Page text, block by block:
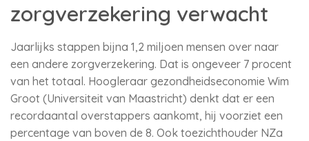
zorgverzekering verwacht
Jaarlijks stappen bijna 1,2 miljoen mensen over naar
een andere zorgverzekering. Dat is ongeveer 7 procent
van het totaal. Hoogleraar gezondheidseconomie Wim
Groot (Universiteit van Maastricht) denkt dat er een
recordaantal overstappers aankomt, hij voorziet een
percentage van boven de 8. Ook toezichthouder NZa